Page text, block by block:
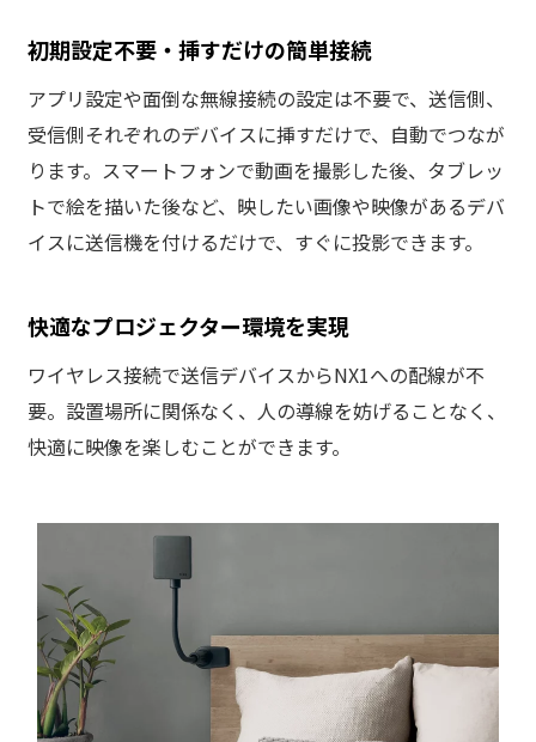
初期設定不要・挿すだけの簡単接続
アプリ設定や面倒な無線接続の設定は不要で、送信側、
受信側それぞれのデバイスに挿すだけで、自動でつなが
ります。スマートフォンで動画を撮影した後、タブレッ
トで絵を描いた後など、映したい画像や映像があるデバ
イスに送信機を付けるだけで、すぐに投影できます。
快適なプロジェクター環境を実現
ワイヤレス接続で送信デバイスからNX1への配線が不
要。設置場所に関係なく、人の導線を妨げることなく、
快適に映像を楽しむことができます。